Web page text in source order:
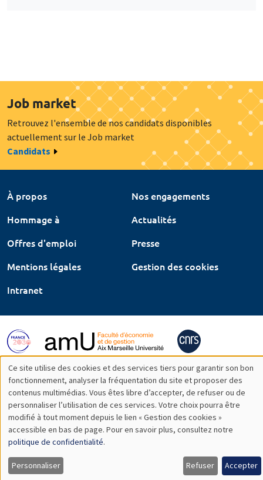
Job market
Retrouvez l'ensemble de nos candidats disponibles
actuellement sur le Job market
Candidats
À propos
Nos engagements
Hommage à
Actualités
Offres d'emploi
Presse
Mentions légales
Gestion des cookies
Intranet
Utilisation
des
données
personnelles
et
Ce site utilise des cookies et des services tiers pour garantir son bon
fonctionnement, analyser la fréquentation du site et proposer des
contenus multimédias. Vous êtes libre d’accepter, de refuser ou de
personnaliser l’utilisation de ces services. Votre choix pourra être
modifié à tout moment depuis le lien « Gestion des cookies »
accessible en bas de page. Pour en savoir plus, consultez notre
politique de confidentialité.
Personnaliser Refuser Accepter